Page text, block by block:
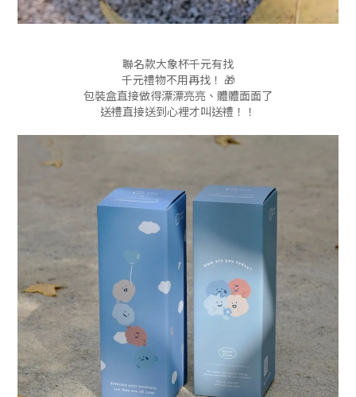
聯名款大象杯千元有找
千元禮物不用再找！ 🎁
包裝盒直接做得漂漂亮亮、體體面面了
送禮直接送到心裡才叫送禮！！